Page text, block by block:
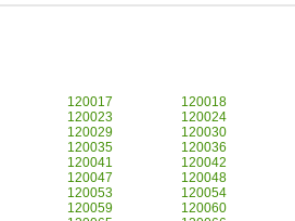
120017
120018
120023
120024
120029
120030
120035
120036
120041
120042
120047
120048
120053
120054
120059
120060